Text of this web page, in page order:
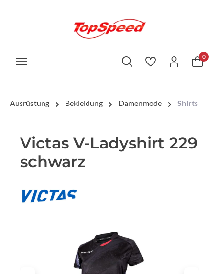
0
Ausrüstung Bekleidung Damenmode Shirts
Victas V-Ladyshirt 229
schwarz
Bildergalerie überspringen